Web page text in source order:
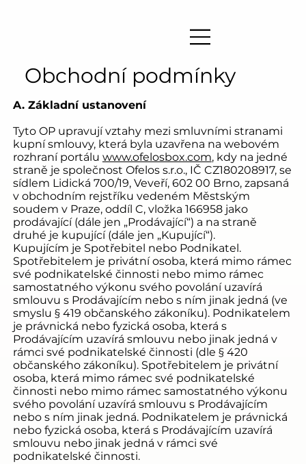
Obchodní podmínky
A. Základní ustanovení
Tyto OP upravují vztahy mezi smluvními stranami
kupní smlouvy, která byla uzavřena na webovém
rozhraní portálu www.ofelosbox.com, kdy na jedné
straně je společnost Ofelos s.r.o., IČ CZ180208917, se
sídlem Lidická 700/19, Veveří, 602 00 Brno, zapsaná
v obchodním rejstříku vedeném Městským
soudem v Praze, oddíl C, vložka 166958 jako
prodávající (dále jen „Prodávající“) a na straně
druhé je kupující (dále jen „Kupující“).
Kupujícím je Spotřebitel nebo Podnikatel.
Spotřebitelem je privátní osoba, která mimo rámec
své podnikatelské činnosti nebo mimo rámec
samostatného výkonu svého povolání uzavírá
smlouvu s Prodávajícím nebo s ním jinak jedná (ve
smyslu § 419 občanského zákoníku). Podnikatelem
je právnická nebo fyzická osoba, která s
Prodávajícím uzavírá smlouvu nebo jinak jedná v
rámci své podnikatelské činnosti (dle § 420
občanského zákoníku). Spotřebitelem je privátní
osoba, která mimo rámec své podnikatelské
činnosti nebo mimo rámec samostatného výkonu
svého povolání uzavírá smlouvu s Prodávajícím
nebo s ním jinak jedná. Podnikatelem je právnická
nebo fyzická osoba, která s Prodávajícím uzavírá
smlouvu nebo jinak jedná v rámci své
podnikatelské činnosti.